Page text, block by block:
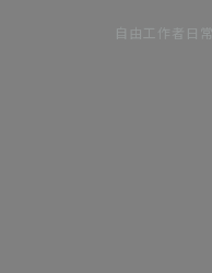
自由工作者日常